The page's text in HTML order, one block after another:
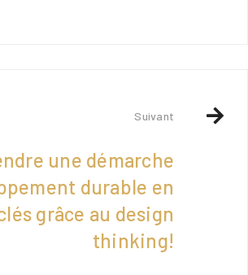
Suivant
une démarche
durable en
grâce au design
thinking!